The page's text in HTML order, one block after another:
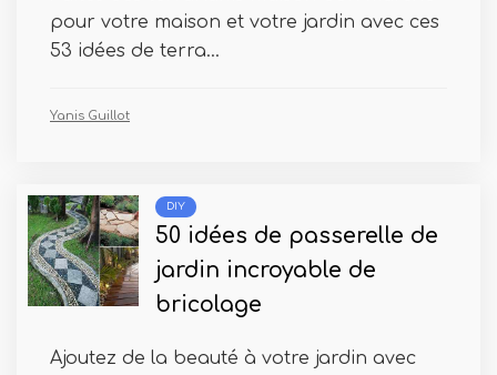
pour votre maison et votre jardin avec ces
53 idées de terra...
Yanis Guillot
DIY
50 idées de passerelle de
jardin incroyable de
bricolage
Ajoutez de la beauté à votre jardin avec